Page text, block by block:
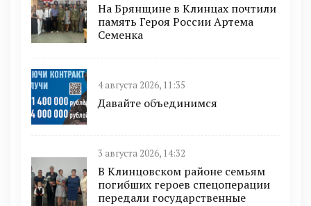
На Брянщине в Клинцах почтили
память Героя России Артема
Семенка
4 августа 2026, 11:35
Давайте объединимся
3 августа 2026, 14:32
В Клинцовском районе семьям
погибших героев спецоперации
передали государственные